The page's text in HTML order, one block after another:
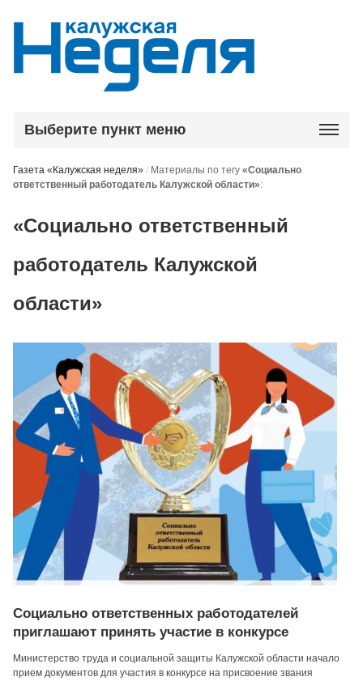
Выберите пункт меню
Газета «Калужская неделя» / Материалы по тегу«Социально
ответственный работодатель Калужской области»:
«Социально ответственный
работодатель Калужской
области»
Социально ответственных работодателей
приглашают принять участие в конкурсе
Министерство труда и социальной защиты Калужской области начало
прием документов для участия в конкурсе на присвоение звания